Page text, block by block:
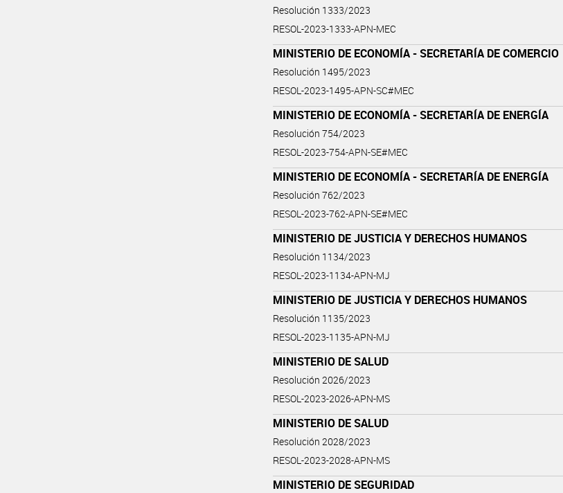
Resolución 1333/2023
RESOL-2023-1333-APN-MEC
MINISTERIO DE ECONOMÍA - SECRETARÍA DE COMERCIO
Resolución 1495/2023
RESOL-2023-1495-APN-SC#MEC
MINISTERIO DE ECONOMÍA - SECRETARÍA DE ENERGÍA
Resolución 754/2023
RESOL-2023-754-APN-SE#MEC
MINISTERIO DE ECONOMÍA - SECRETARÍA DE ENERGÍA
Resolución 762/2023
RESOL-2023-762-APN-SE#MEC
MINISTERIO DE JUSTICIA Y DERECHOS HUMANOS
Resolución 1134/2023
RESOL-2023-1134-APN-MJ
MINISTERIO DE JUSTICIA Y DERECHOS HUMANOS
Resolución 1135/2023
RESOL-2023-1135-APN-MJ
MINISTERIO DE SALUD
Resolución 2026/2023
RESOL-2023-2026-APN-MS
MINISTERIO DE SALUD
Resolución 2028/2023
RESOL-2023-2028-APN-MS
MINISTERIO DE SEGURIDAD